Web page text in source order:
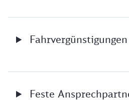
Fahrvergünstigungen
Feste